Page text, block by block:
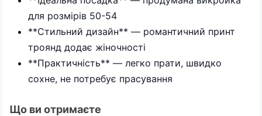
для розмірів 50-54
**Стильний дизайн** — романтичний принт
троянд додає жіночності
**Практичність** — легко прати, швидко
сохне, не потребує прасування
Що ви отримаєте